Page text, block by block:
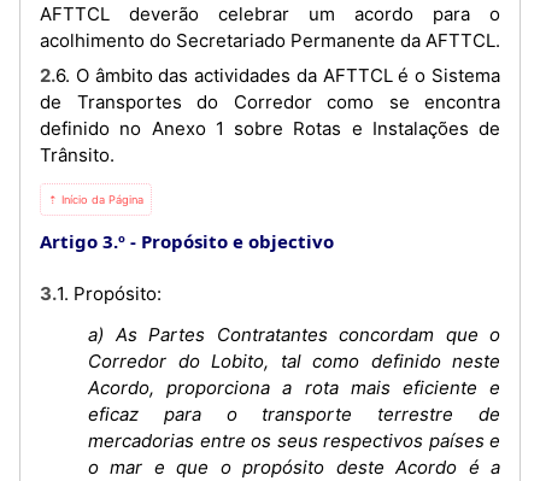
AFTTCL deverão celebrar um acordo para o
acolhimento do Secretariado Permanente da AFTTCL.
2.6. O âmbito das actividades da AFTTCL é o Sistema
de Transportes do Corredor como se encontra
definido no Anexo 1 sobre Rotas e Instalações de
Trânsito.
⇡ Início da Página
Artigo 3.º Propósito e objectivo
3.1. Propósito:
a) As Partes Contratantes concordam que o
Corredor do Lobito, tal como definido neste
Acordo, proporciona a rota mais eficiente e
eficaz para o transporte terrestre de
mercadorias entre os seus respectivos países e
o mar e que o propósito deste Acordo é a